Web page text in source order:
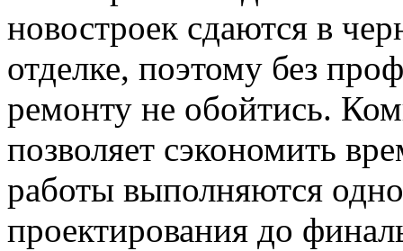
новостроек сдаются в
отделке, поэтому без
ремонту не обойтись.
позволяет сэкономить
работы выполняются
проектирования до